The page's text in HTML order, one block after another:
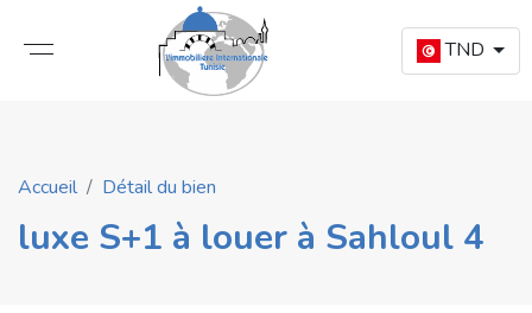
TND
Accueil Détail du bien
luxe S+1 à louer à Sahloul 4